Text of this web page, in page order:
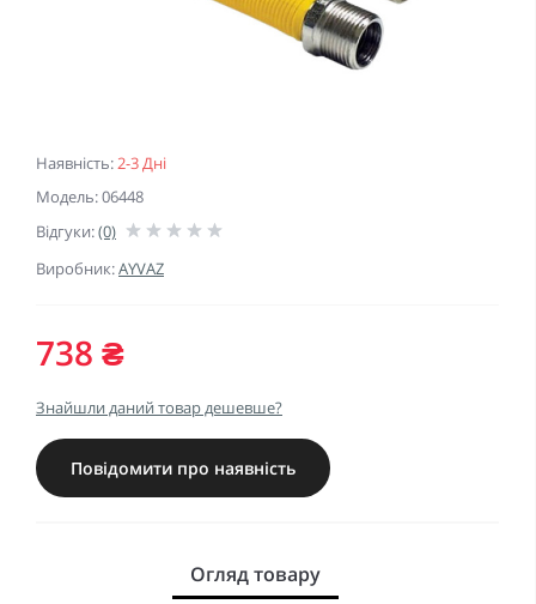
Наявність:2-3 Дні
Модель: 06448
Відгуки:(0)
Виробник:AYVAZ
738 ₴
Знайшли даний товар дешевше?
Повідомити про наявність
Огляд товару